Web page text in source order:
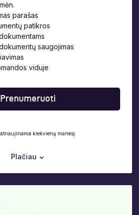
parašas
patikros
saugojimas
viduje
Prenumeruoti
kiekvieną mėnesį.
Plačiau